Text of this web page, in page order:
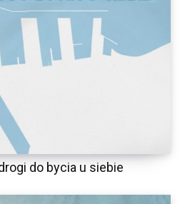
do bycia u siebie